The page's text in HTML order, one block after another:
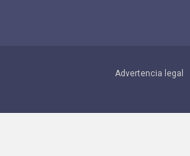
Advertencia legal